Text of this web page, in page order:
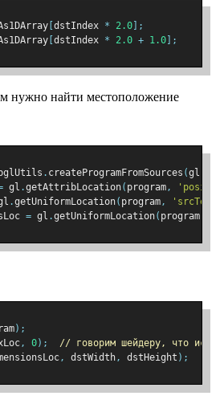
dstIndex * 2.0 ];
dstIndex * 2.0 + 1.0 ];
нужно найти местоположение
. createProgramFromSources (gl
gl .getAttribLocation( program,
.getUniformLocation( program, 'srcTex'
= gl .getUniformLocation( program
);
, 0);
// говорим шейдеру, что
, dstWidth, dstHeight );